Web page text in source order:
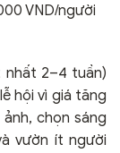
VND/người
nhất 2–4 tuần)
hội vì giá tăng
chọn sáng
vườn ít người